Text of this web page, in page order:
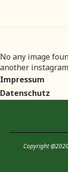
No any image
another
Impressum
Datenschutz
Copyright